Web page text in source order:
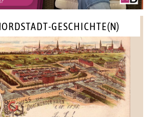
GESCHICHTE(N)